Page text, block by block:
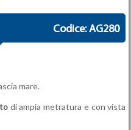
Codice: AG280
mare.
di ampia metratura e con vista